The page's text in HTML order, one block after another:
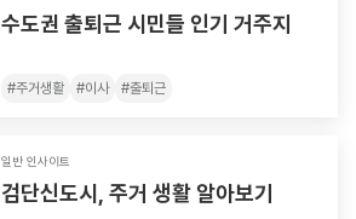
수도권 출퇴근 시민들 인기 거주지
#주거생활 #이사 #출퇴근
일반 인사이트
검단신도시, 주거 생활 알아보기